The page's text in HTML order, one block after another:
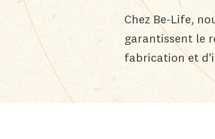
formulation responsable
Approvisionnement &
Durabilité
Chez Be-Life,
garantissent le
fabrication et